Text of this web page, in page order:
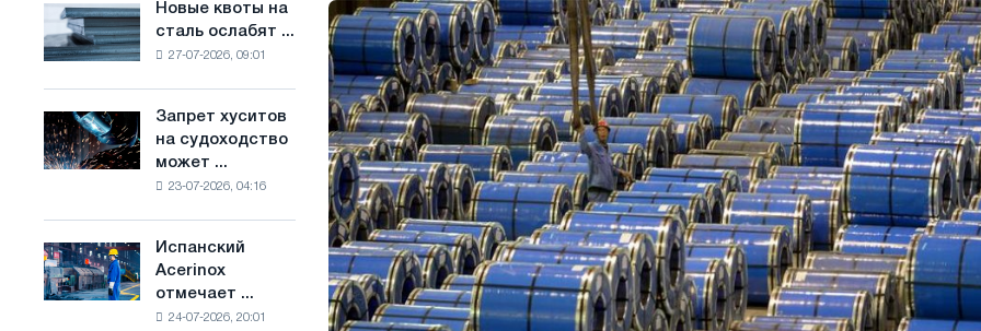
производству
низкоуглеродистой
на
основе
водорода
во
Новые
квоты
на
конкуренцию
в
Новые квоты на
сталь ослабят ...
27-07-2026, 09:01
Запрет
хуситов
на
импорт
Саудовской
Запрет хуситов
на судоходство
может ...
23-07-2026, 04:16
Испанский
Acerinox
отмечает
положительную
Испанский
Acerinox
отмечает ...
24-07-2026, 20:01